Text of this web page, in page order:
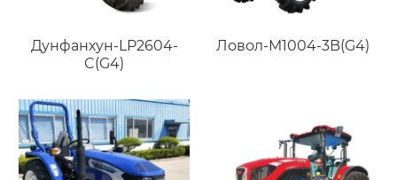
Дунфанхун-LP2604-
C(G4)
Ловол-M1004-3B(G4)